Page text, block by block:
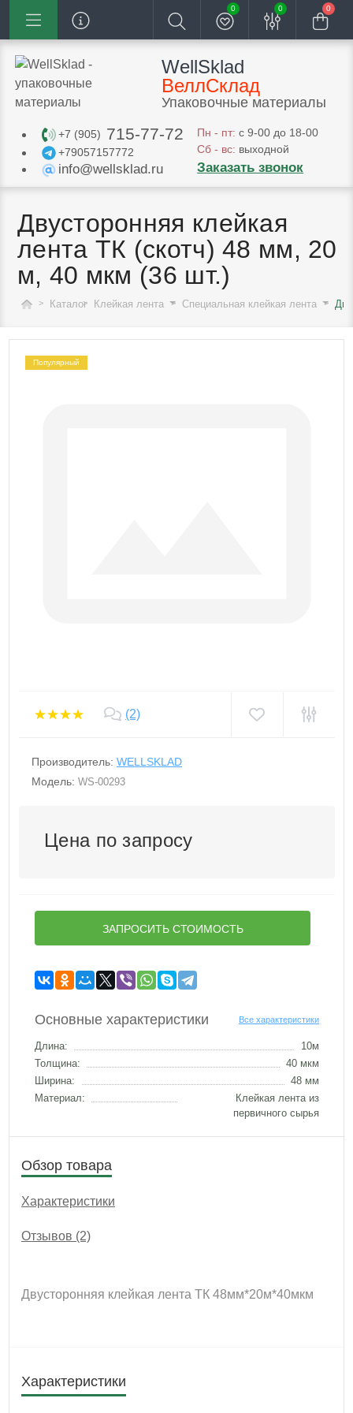
0 0 0
WellSklad
ВеллСклад
Упаковочные материалы
+7 (905) 715-77-72
+79057157772
info@wellsklad.ru
Пн - пт: с 9-00 до 18-00
Сб - вс: выходной
Заказать звонок
Двусторонняя клейкая
лента ТК (скотч) 48 мм, 20
м, 40 мкм (36 шт.)
Каталог Клейкая лента Специальная клейкая лента
Популярный
(2)
Производитель: WELLSKLAD
Модель: WS-00293
Цена по запросу
ЗАПРОСИТЬ СТОИМОСТЬ
Основные характеристики Все характеристики
Длина:
10м
Толщина:
40 мкм
Ширина:
48 мм
Материал:
Клейкая лента из
первичного сырья
Обзор товара
Характеристики
Отзывов (2)
Двусторонняя клейкая лента ТК 48мм*20м*40мкм
Характеристики